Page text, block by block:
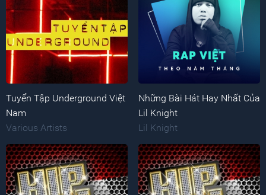
Tuyển Tập Underground Việt
Nam
Various Artists
Những Bài Hát Hay Nhất Của
Lil Knight
Lil Knight